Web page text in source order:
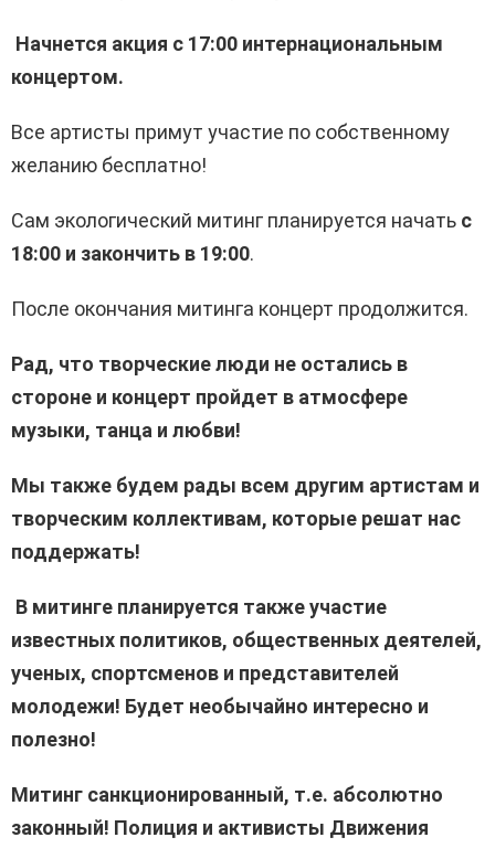
Начнется акция с 17:00 интернациональным
концертом.
Все артисты примут участие по собственному
желанию бесплатно!
Сам экологический митинг планируется начать с
18:00 и закончить в 19:00.
После окончания митинга концерт продолжится.
Рад, что творческие люди не остались в
стороне и концерт пройдет в атмосфере
музыки, танца и любви!
Мы также будем рады всем другим артистам и
творческим коллективам, которые решат нас
поддержать!
В митинге планируется также участие
известных политиков, общественных деятелей,
ученых, спортсменов и представителей
молодежи! Будет необычайно интересно и
полезно!
Митинг санкционированный, т.е. абсолютно
законный! Полиция и активисты Движения